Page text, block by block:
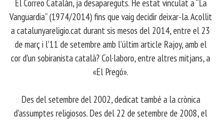
El Correo Catalán, ja desapareguts. He estat vinculat a “La
Vanguardia” (1974/2014) fins que vaig decidir deixar-la. Acollit
a catalunyareligio.cat durant sis mesos del 2014, entre el 23
de març i l'11 de setembre amb l'últim article Rajoy, amb el
cor d'un sobiranista català? Col·laboro, entre altres mitjans, a
«El Pregó».
​ Des del setembre del 2002, dedicat també a la crònica
d'assumptes religiosos. Des del 22 de setembre de 2008, el